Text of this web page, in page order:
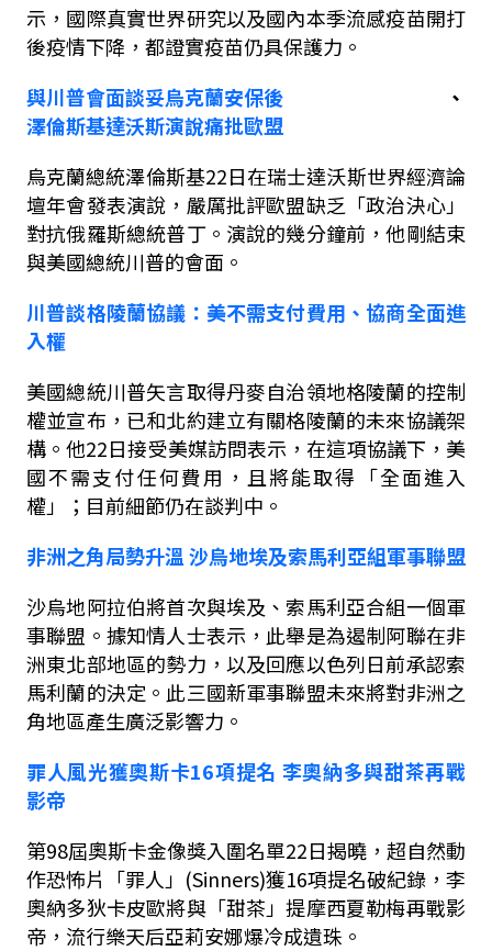
示，國際真實世界研究以及國內本季流感疫苗開打
後疫情下降，都證實疫苗仍具保護力。
與川普會面談妥烏克蘭安保後、
澤倫斯基達沃斯演說痛批歐盟
烏克蘭總統澤倫斯基22日在瑞士達沃斯世界經濟論
壇年會發表演說，嚴厲批評歐盟缺乏「政治決心」
對抗俄羅斯總統普丁。演說的幾分鐘前，他剛結束
與美國總統川普的會面。
川普談格陵蘭協議：美不需支付費用、協商全面進
入權
美國總統川普矢言取得丹麥自治領地格陵蘭的控制
權並宣布，已和北約建立有關格陵蘭的未來協議架
構。他22日接受美媒訪問表示，在這項協議下，美
國不需支付任何費用，且將能取得「全面進入
權」；目前細節仍在談判中。
非洲之角局勢升溫 沙烏地埃及索馬利亞組軍事聯盟
沙烏地阿拉伯將首次與埃及、索馬利亞合組一個軍
事聯盟。據知情人士表示，此舉是為遏制阿聯在非
洲東北部地區的勢力，以及回應以色列日前承認索
馬利蘭的決定。此三國新軍事聯盟未來將對非洲之
角地區產生廣泛影響力。
罪人風光獲奧斯卡16項提名 李奧納多與甜茶再戰
影帝
第98屆奧斯卡金像獎入圍名單22日揭曉，超自然動
作恐怖片「罪人」 (Sinners)獲16項提名破紀錄，李
奧納多狄卡皮歐將與「甜茶」提摩西夏勒梅再戰影
帝，流行樂天后亞莉安娜爆冷成遺珠。